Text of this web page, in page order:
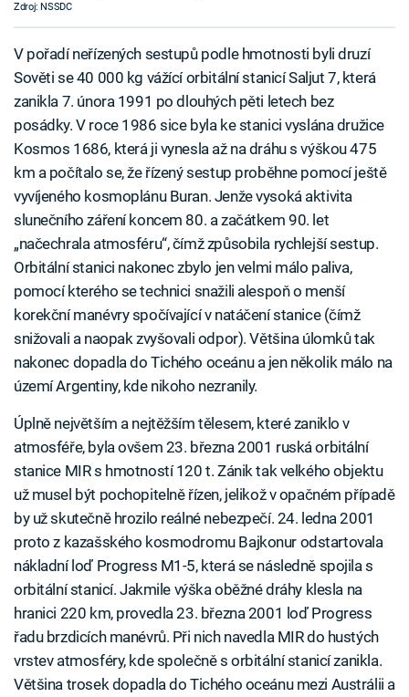
Zdroj: NSSDC
V pořadí neřízených sestupů podle hmotnosti byli druzí
Sověti se 40 000 kg vážící orbitální stanicí Saljut 7, která
zanikla 7. února 1991 po dlouhých pěti letech bez
posádky. V roce 1986 sice byla ke stanici vyslána družice
Kosmos 1686, která ji vynesla až na dráhu s výškou 475
km a počítalo se, že řízený sestup proběhne pomocí ještě
vyvíjeného kosmoplánu Buran. Jenže vysoká aktivita
slunečního záření koncem 80. a začátkem 90. let
„načechrala atmosféru“, čímž způsobila rychlejší sestup.
Orbitální stanici nakonec zbylo jen velmi málo paliva,
pomocí kterého se technici snažili alespoň o menší
korekční manévry spočívající v natáčení stanice (čímž
snižovali a naopak zvyšovali odpor). Většina úlomků tak
nakonec dopadla do Tichého oceánu a jen několik málo na
území Argentiny, kde nikoho nezranily.
Úplně největším a nejtěžším tělesem, které zaniklo v
atmosféře, byla ovšem 23. března 2001 ruská orbitální
stanice MIR s hmotností 120 t. Zánik tak velkého objektu
už musel být pochopitelně řízen, jelikož v opačném případě
by už skutečně hrozilo reálné nebezpečí. 24. ledna 2001
proto z kazašského kosmodromu Bajkonur odstartovala
nákladní loď Progress M1-5, která se následně spojila s
orbitální stanicí. Jakmile výška oběžné dráhy klesla na
hranici 220 km, provedla 23. března 2001 loď Progress
řadu brzdicích manévrů. Při nich navedla MIR do hustých
vrstev atmosféry, kde společně s orbitální stanicí zanikla.
Většina trosek dopadla do Tichého oceánu mezi Austrálii a